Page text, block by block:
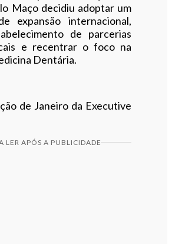
Maço decidiu adoptar um
expansão internacional,
de parcerias
e recentrar o foco na
Dentária.
de Janeiro da Executive
LER APÓS A PUBLICIDADE